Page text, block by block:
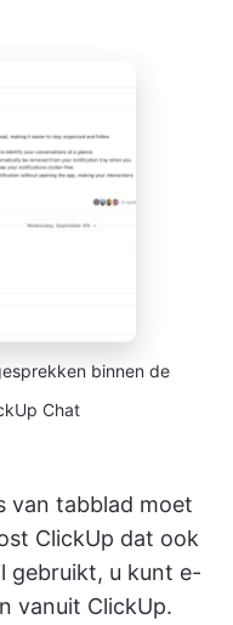
binnen de
Chat
van tabblad moet
ClickUp dat ook
gebruikt, u kunt e-
vanuit ClickUp.